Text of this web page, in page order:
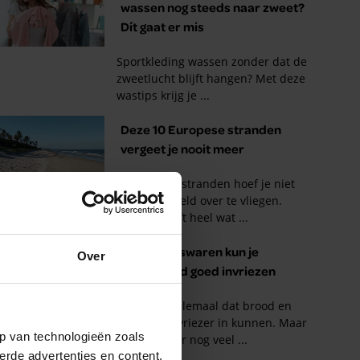
Over
van technologieën zoals
advertenties en content,